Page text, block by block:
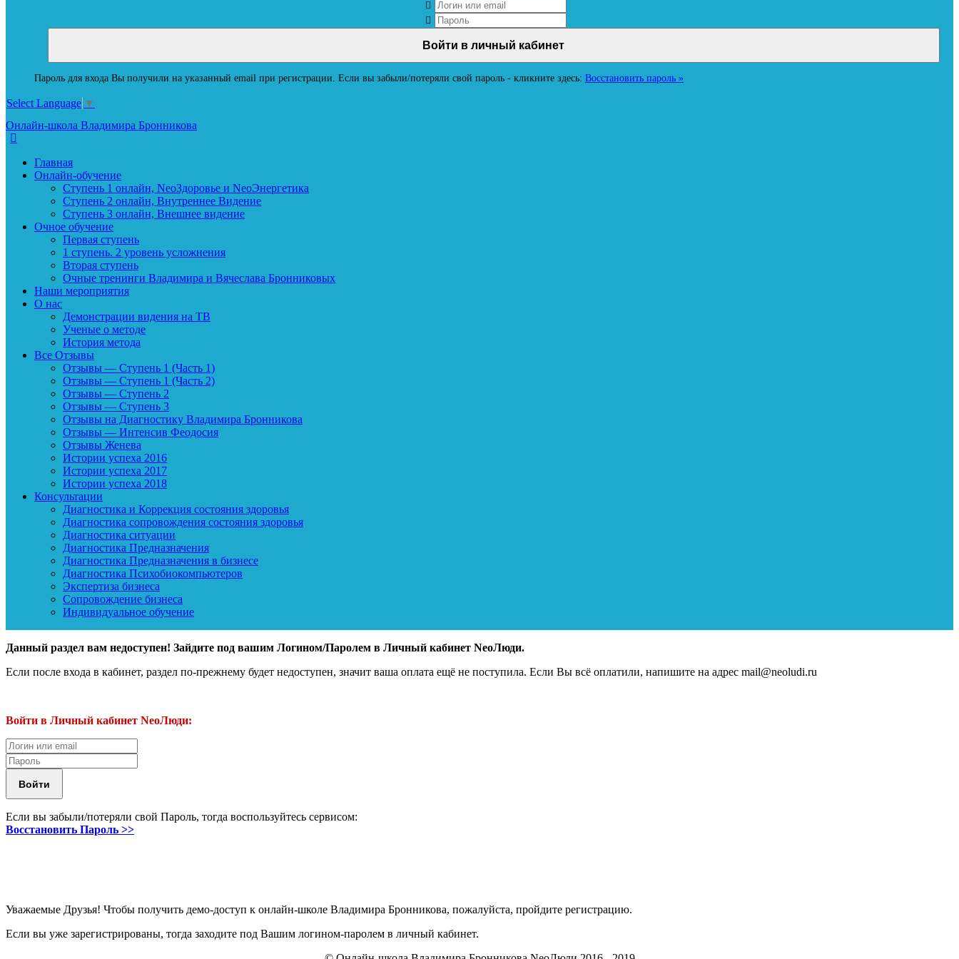
Пароль для входа Вы получили на указанный email при регистрации. Если вы забыли/потеряли свой пароль - кликните здесь: Восстановить пароль »
Select Language ▼
Онлайн-школа Владимира Бронникова
Главная
Онлайн-обучение
Ступень 1 онлайн, NeoЗдоровье и NeoЭнергетика
Ступень 2 онлайн, Внутреннее Видение
Ступень 3 онлайн, Внешнее видение
Очное обучение
Первая ступень
1 ступень. 2 уровень усложнения
Вторая ступень
Очные тренинги Владимира и Вячеслава Бронниковых
Наши мероприятия
О нас
Демонстрации видения на ТВ
Ученые о методе
История метода
Все Отзывы
Отзывы — Ступень 1 (Часть 1)
Отзывы — Ступень 1 (Часть 2)
Отзывы — Ступень 2
Отзывы — Ступень 3
Отзывы на Диагностику Владимира Бронникова
Отзывы — Интенсив Феодосия
Отзывы Женева
Истории успеха 2016
Истории успеха 2017
Истории успеха 2018
Консультации
Диагностика и Коррекция состояния здоровья
Диагностика сопровождения состояния здоровья
Диагностика ситуации
Диагностика Предназначения
Диагностика Предназначения в бизнесе
Диагностика Психобиокомпьютеров
Экспертиза бизнеса
Сопровождение бизнеса
Индивидуальное обучение
Данный раздел вам недоступен! Зайдите под вашим Логином/Паролем в Личный кабинет NeoЛюди.
Если после входа в кабинет, раздел по-прежнему будет недоступен, значит ваша оплата ещё не поступила. Если Вы всё оплатили, напишите на адрес mail@neoludi.ru
Войти в Личный кабинет NeoЛюди:
Если вы забыли/потеряли свой Пароль, тогда воспользуйтесь сервисом:
Восстановить Пароль >>
Уважаемые Друзья! Чтобы получить демо-доступ к онлайн-школе Владимира Бронникова, пожалуйста, пройдите регистрацию.
Если вы уже зарегистрированы, тогда заходите под Вашим логином-паролем в личный кабинет.